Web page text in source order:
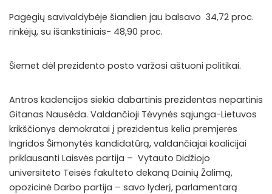
Pagėgių savivaldybėje šiandien jau balsavo 34,72 proc.
rinkėjų, su išankstiniais- 48,90 proc.
Šiemet dėl prezidento posto varžosi aštuoni politikai.
Antros kadencijos siekia dabartinis prezidentas nepartinis
Gitanas Nausėda. Valdančioji Tėvynės sąjunga-Lietuvos
krikščionys demokratai į prezidentus kelia premjerės
Ingridos Šimonytės kandidatūrą, valdančiajai koalicijai
priklausanti Laisvės partija – Vytauto Didžiojo
universiteto Teisės fakulteto dekaną Dainių Žalimą,
opozicinė Darbo partija – savo lyderį, parlamentarą